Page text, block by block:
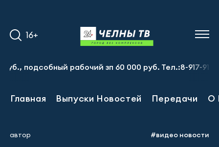
16+
рабочий зп 60 000 руб. Тел.:8-917-913-20-71
Главная Выпуски Новостей Передачи О
автор #видео новости